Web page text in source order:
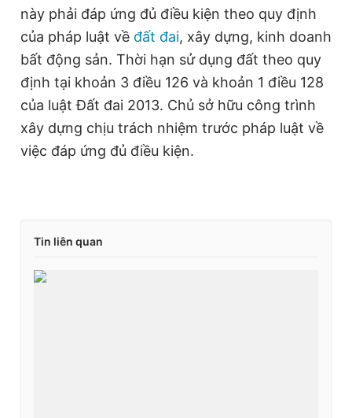
Giấy phép xuất bản số 110/GP - BTTTT cấp ngày 24.3.2020
© 2003-2026 Bản quyền thuộc về Báo Thanh Niên. Cấm sao
chép dưới mọi hình thức nếu không có sự chấp thuận bằng văn
bản. Phát triển bởi ePi Technologies, JSC.
này phải đáp ứng đủ điều kiện theo quy định
của pháp luật về đất đai, xây dựng, kinh doanh
bất động sản. Thời hạn sử dụng đất theo quy
định tại khoản 3 điều 126 và khoản 1 điều 128
của luật Đất đai 2013. Chủ sở hữu công trình
xây dựng chịu trách nhiệm trước pháp luật về
việc đáp ứng đủ điều kiện.
Tin liên quan